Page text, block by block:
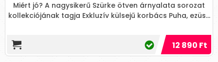
Miért jó? A nagysikerű Szürke ötven árnyalata sorozat
kollekciójának tagja Exkluzív külsejű korbács Puha, ezüs...
12 890 Ft